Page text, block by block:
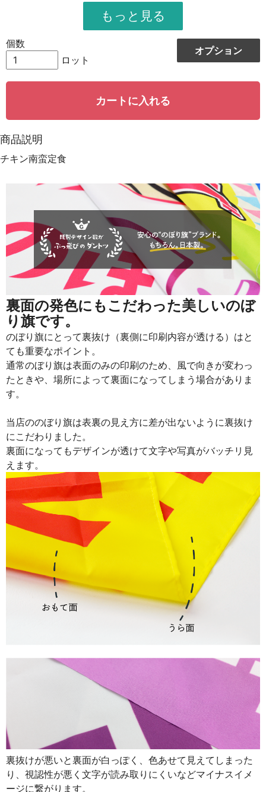
951
12324
13216
15 942 14130
939
18
18460
921 19341
22 919 20218
917 21091
24 915
25 913 22825
26
27 909 24543
28 907 25396
29 905 26245
31
32 899 28768
33 897 29601
34 895
893
32040
32856
38 887 33706
885 34515
35320
876
38456
874 39330
46 873 40158
47 872
オプション
個数
ロット
カートに入れる
商品説明
チキン南蛮定食
裏面の発色にもこだわった美しいのぼ
り旗です。
のぼり旗にとって裏抜け（裏側に印刷内容が透ける）はと
ても重要なポイント。
通常のぼり旗は表面のみの印刷のため、風で向きが変わっ
たときや、場所によって裏面になってしまう場合がありま
す。
当店ののぼり旗は表裏の見え方に差が出ないように裏抜け
にこだわりました。
裏面になってもデザインが透けて文字や写真がバッチリ見
えます。
裏抜けが悪いと裏面が白っぽく、色あせて見えてしまった
り、視認性が悪く文字が読み取りにくいなどマイナスイメ
ージに繋がります。